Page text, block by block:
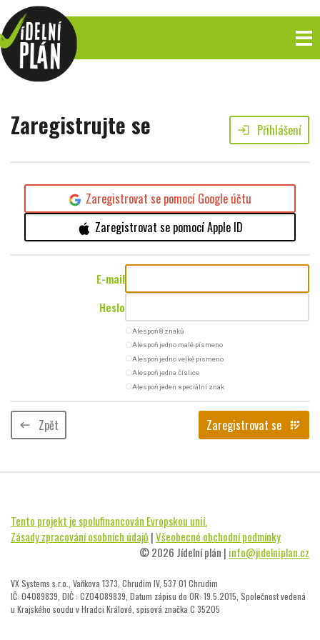
Zaregistrujte se login Přihlášení
Zaregistrovat se pomocí Google účtu
Zaregistrovat se pomocí Apple ID
E-mail
Heslo
radio_button_uncheckedAlespoň 8 znaků
radio_button_uncheckedAlespoň jedno malé písmeno
radio_button_uncheckedAlespoň jedno velké písmeno
radio_button_uncheckedAlespoň jedna číslice
radio_button_uncheckedAlespoň jeden speciální znak
keyboard_backspace Zpět Zaregistrovat se app_registration
Tento projekt je spolufinancován Evropskou unií.
Zásady zpracování osobních údajů |Všeobecné obchodní podmínky
© 2026 Jídelní plán | info@jidelniplan.cz
VX Systems s.r.o., Vaňkova 1373, Chrudim IV, 537 01 Chrudim
IČ: 04089839, DIČ : CZ04089839, Datum zápisu do OR: 19.5.2015, Společnost vedená
u Krajského soudu v Hradci Králové, spisová značka C 35205